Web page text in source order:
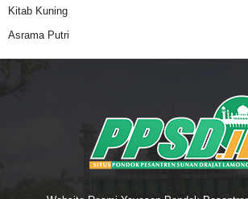
Kitab Kuning
Asrama Putri